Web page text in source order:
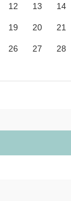
12 13 14
19 20 21
26 27 28